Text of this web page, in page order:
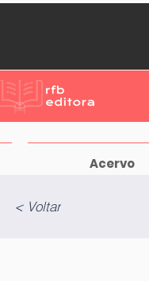
Acervo
< Voltar